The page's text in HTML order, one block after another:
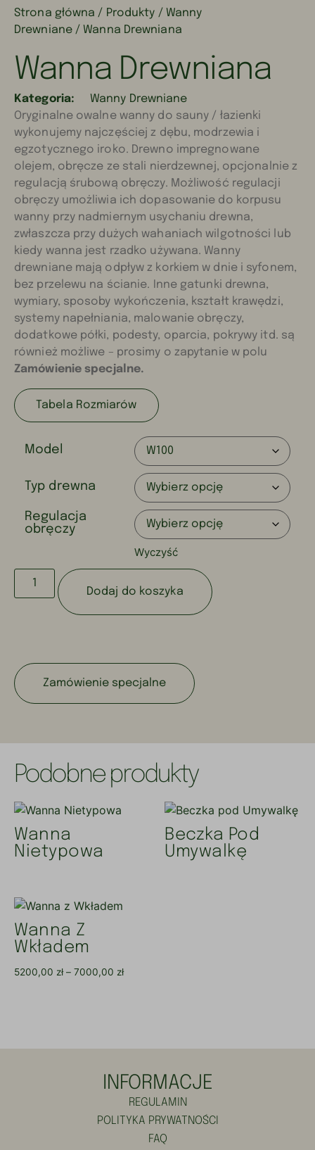
Strona główna / Produkty / Wanny
Drewniane/ Wanna Drewniana
Wanna Drewniana
Kategoria:
Wanny Drewniane
Oryginalne owalne wanny do sauny / łazienki
wykonujemy najczęściej z dębu, modrzewia i
egzotycznego iroko. Drewno impregnowane
olejem, obręcze ze stali nierdzewnej, opcjonalnie z
regulacją śrubową obręczy. Możliwość regulacji
obręczy umożliwia ich dopasowanie do korpusu
wanny przy nadmiernym usychaniu drewna,
zwłaszcza przy dużych wahaniach wilgotności lub
kiedy wanna jest rzadko używana. Wanny
drewniane mają odpływ z korkiem w dnie i syfonem,
bez przelewu na ścianie. Inne gatunki drewna,
wymiary, sposoby wykończenia, kształt krawędzi,
systemy napełniania, malowanie obręczy,
dodatkowe półki, podesty, oparcia, pokrywy itd. są
również możliwe – prosimy o zapytanie w polu
Zamówienie specjalne.
Tabela Rozmiarów
Model
Typ drewna
Regulacja
obręczy
Wyczyść
Dodaj do koszyka
Zamówienie specjalne
Podobne produkty
Wanna
Nietypowa
Beczka Pod
Umywalkę
Wanna Z
Wkładem
5200,00 zł – 7000,00 zł
INFORMACJE
REGULAMIN
POLITYKA PRYWATNOŚCI
FAQ